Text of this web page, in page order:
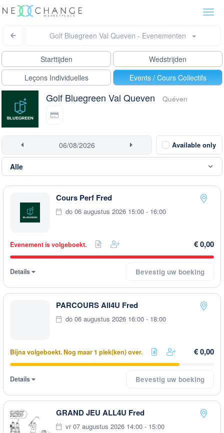
Golf Bluegreen Val Queven - Evenementen
Starttijden
Wedstrijden
Leçons Individuelles
Events / Cours Collectifs
Golf Bluegreen Val Queven Quéven
Available only
Cours Perf Fred
do 06 augustus 2026 15:00 - 16:00
Evenement is volgeboekt. € 0,00
Details Bevestig uw boeking
PARCOURS All4U Fred
do 06 augustus 2026 16:00 - 18:00
Bijna volgeboekt. Nog maar 1 plek(ken) over. € 0,00
Details Bevestig uw boeking
GRAND JEU ALL4U Fred
vr 07 augustus 2026 14:00 - 15:00